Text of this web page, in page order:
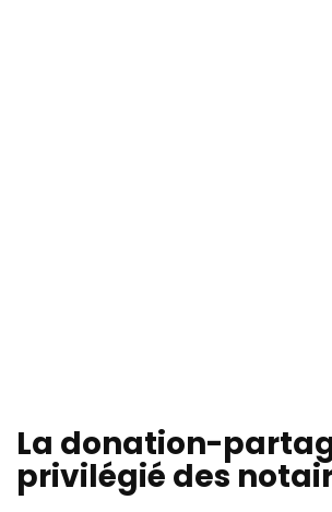
La donation-
privilégié des